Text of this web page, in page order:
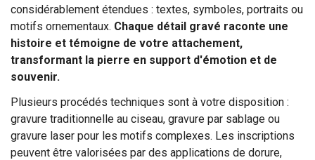
considérablement étendues : textes, symboles, portraits ou
motifs ornementaux. Chaque détail gravé raconte une
histoire et témoigne de votre attachement,
transformant la pierre en support d'émotion et de
souvenir.
Plusieurs procédés techniques sont à votre disposition :
gravure traditionnelle au ciseau, gravure par sablage ou
gravure laser pour les motifs complexes. Les inscriptions
peuvent être valorisées par des applications de dorure,